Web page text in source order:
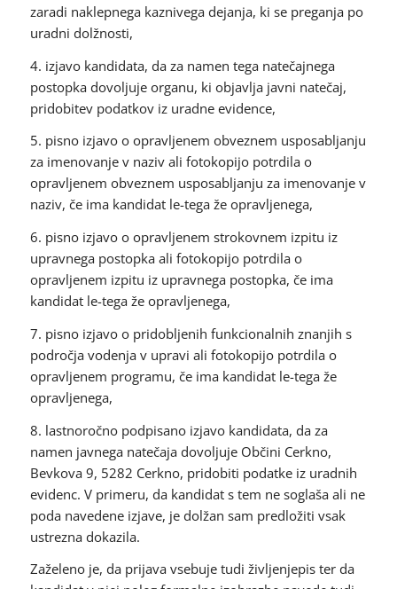
zaradi naklepnega kaznivega dejanja, ki se preganja po
uradni dolžnosti,
4. izjavo kandidata, da za namen tega natečajnega
postopka dovoljuje organu, ki objavlja javni natečaj,
pridobitev podatkov iz uradne evidence,
5. pisno izjavo o opravljenem obveznem usposabljanju
za imenovanje v naziv ali fotokopijo potrdila o
opravljenem obveznem usposabljanju za imenovanje v
naziv, če ima kandidat le-tega že opravljenega,
6. pisno izjavo o opravljenem strokovnem izpitu iz
upravnega postopka ali fotokopijo potrdila o
opravljenem izpitu iz upravnega postopka, če ima
kandidat le-tega že opravljenega,
7. pisno izjavo o pridobljenih funkcionalnih znanjih s
področja vodenja v upravi ali fotokopijo potrdila o
opravljenem programu, če ima kandidat le-tega že
opravljenega,
8. lastnoročno podpisano izjavo kandidata, da za
namen javnega natečaja dovoljuje Občini Cerkno,
Bevkova 9, 5282 Cerkno, pridobiti podatke iz uradnih
evidenc. V primeru, da kandidat s tem ne soglaša ali ne
poda navedene izjave, je dolžan sam predložiti vsak
ustrezna dokazila.
Zaželeno je, da prijava vsebuje tudi življenjepis ter da